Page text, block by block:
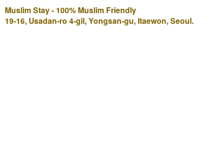
Muslim Stay - 100% Muslim Friendly
19-16, Usadan-ro 4-gil, Yongsan-gu, Itaewon, Seoul.